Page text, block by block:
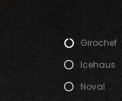
Girochef
Icehaus
Noval